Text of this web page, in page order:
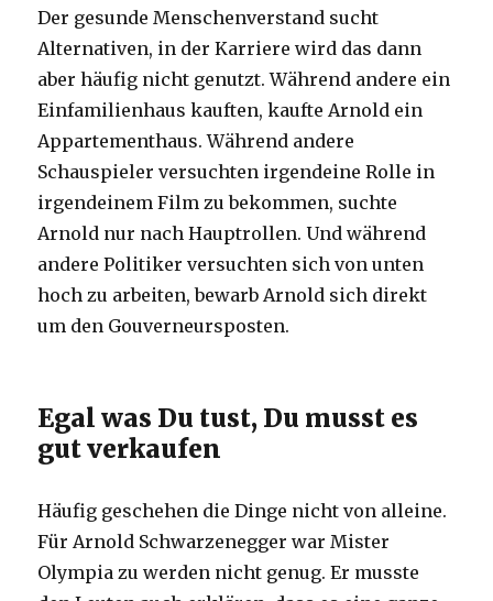
Der gesunde Menschenverstand sucht
Alternativen, in der Karriere wird das dann
aber häufig nicht genutzt. Während andere ein
Einfamilienhaus kauften, kaufte Arnold ein
Appartementhaus. Während andere
Schauspieler versuchten irgendeine Rolle in
irgendeinem Film zu bekommen, suchte
Arnold nur nach Hauptrollen. Und während
andere Politiker versuchten sich von unten
hoch zu arbeiten, bewarb Arnold sich direkt
um den Gouverneursposten.
Egal was Du tust, Du musst es
gut verkaufen
Häufig geschehen die Dinge nicht von alleine.
Für Arnold Schwarzenegger war Mister
Olympia zu werden nicht genug. Er musste